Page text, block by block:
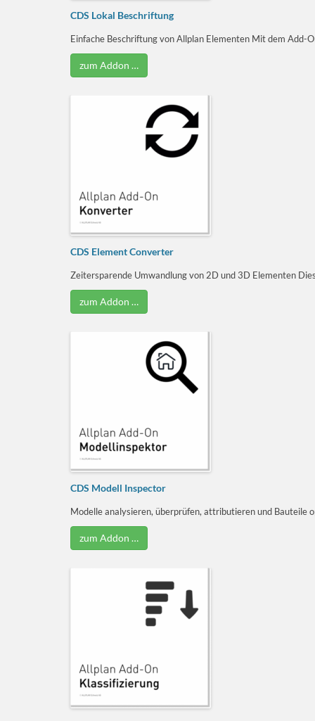
CDS Lokal Beschriftung
Einfache Beschriftung von Allplan Elementen Mit dem Add-
zum Addon …
CDS Element Converter
Zeitersparende Umwandlung von 2D und 3D Elementen
zum Addon …
CDS Modell Inspector
Modelle analysieren, überprüfen, attributieren und Bauteile
zum Addon …